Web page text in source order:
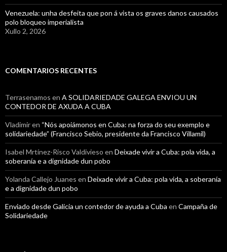
Venezuela: unha desfeita que pon á vista os graves danos causados
polo bloqueo imperialista
Xullo 2, 2026
COMENTARIOS RECENTES
Terrasenamos en A SOLIDARIEDADE GALEGA ENVIOU UN
CONTEDOR DE AXUDA A CUBA
Vladimiren “Nós apoiámonos en Cuba: na forza do seu exemplo e
solidariedade” (Francisco Sebio, presidente da Francisco Villamil)
Isabel Mrtínez-Risco Valdivieso en Deixade vivir a Cuba: pola vida, a
soberanía e a dignidade dun pobo
Yolanda Callejo Juanes en Deixade vivir a Cuba: pola vida, a soberanía
e a dignidade dun pobo
Enviado desde Galicia un contedor de ayuda a Cuba en Campaña de
Solidariedade